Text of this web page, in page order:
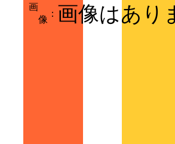
画
像
： 画像はあり